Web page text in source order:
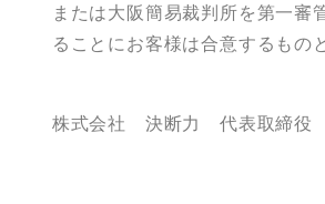
または大阪簡易裁判所を第一審
ることにお客様は合意するもの
株式会社 決断力 代表取締